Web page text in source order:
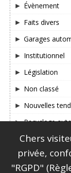
Évènement
Faits divers
Garages
Institutionnel
Législation
Non classé
Nouvelles
Recyclage
SUIVEZ-
Chers
privée,
"RGPD"